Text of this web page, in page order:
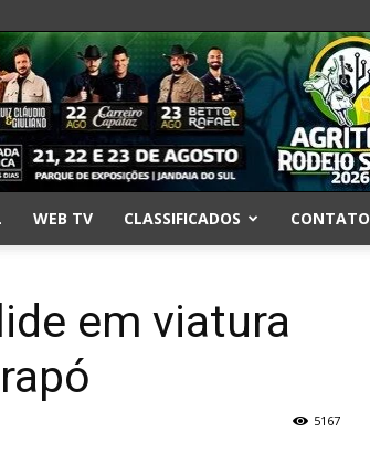
WEB TV CLASSIFICADOS CONTATO
em viatura
5167